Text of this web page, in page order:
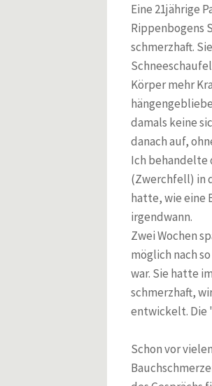
Hüftschmerzen und Menopause
Schulter- und Nackenschmerzen - seit
Chronisches Schulter-Nacken-Syndrom
Nackenschmerzen seit 20 Jahren
Stuhlgangsprobleme nach
Hörverlust und Kopfschmerz nach einem
Heuschnupfen und Allergisches Asthma
Schulterschmerzen eines Kraftsportlers
30 Jahre lang Bauchschmerzen
Harnblasenentzündung (Zystitis)
Wiederkehrende Knieschmerzen und
Unerfüllter Kinderwunsch
Entwicklungsverzögerung? - Fehlender
Knieschmerzen nach dem Joggen
Schwindel, wenn der Kopf in den
Lumbalgie nach Hüftendoprothese
Chronische Kopfschmerzen
Schwindel und Kribbeln in den Fingern,
Schmerzen zwischen den
Eine 21jährige
Rippenbogens
schmerzhaft.
Körper mehr
damals keine
danach auf,
Ich behandelte
(Zwerchfell) in
hatte, wie eine
irgendwann.
Zwei Wochen
möglich nach
war. Sie hatte
schmerzhaft,
entwickelt. Die
Schon vor